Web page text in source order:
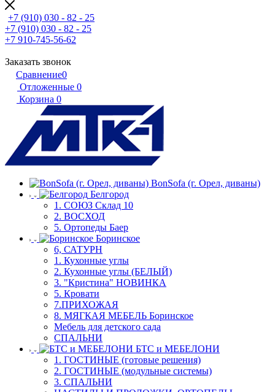
+7 (910) 030 - 82 - 25
+7 (910) 030 - 82 - 25
+7 910-745-56-62
Заказать звонок
Сравнение0
Отложенные 0
Корзина 0
BonSofa (г. Орел, диваны)
Белгород
1. СОЮЗ Склад 10
2. ВОСХОД
5. Ортопеды Баер
Боринское
6, САТУРН
1. Кухонные углы
2. Кухонные углы (БЕЛЫЙ)
3. "Кристина" НОВИНКА
5. Кровати
7.ПРИХОЖАЯ
8. МЯГКАЯ МЕБЕЛЬ Боринское
Мебель для детского сада
СПАЛЬНИ
БТС и МЕБЕЛОНИ
1. ГОСТИНЫЕ (готовые решения)
2. ГОСТИНЫЕ (модульные системы)
3. СПАЛЬНИ